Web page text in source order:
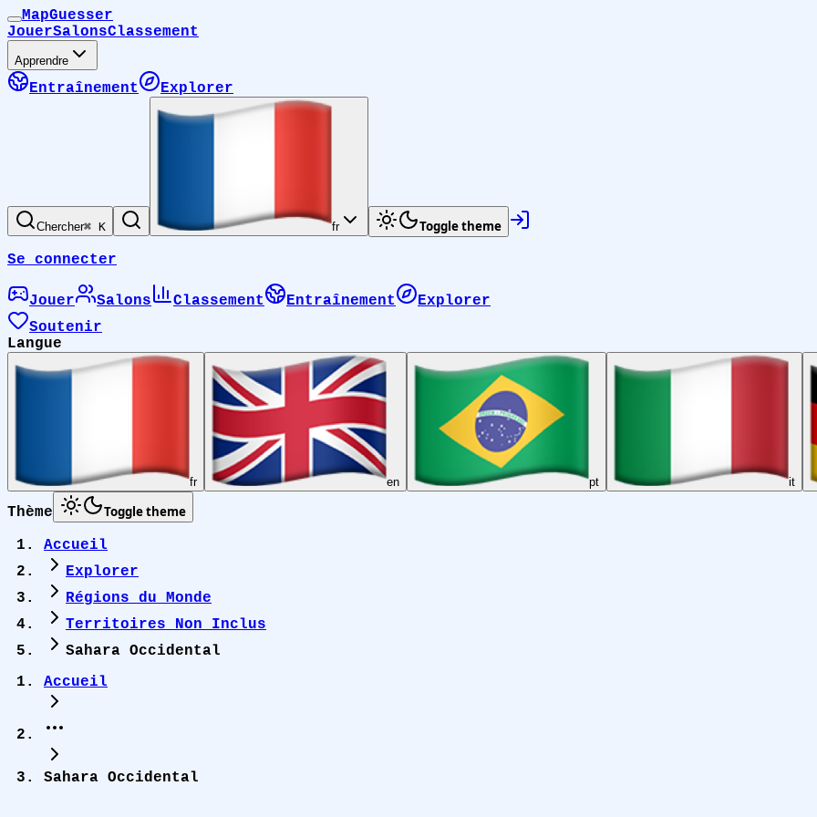
MapGuesser
JouerSalonsClassement
Apprendre
Entraînement Explorer
Chercher⌘ K fr Toggle theme
Se connecter
Jouer Salons Classement Entraînement
Explorer
Soutenir
Langue
fr en pt it
Thème Toggle theme
Accueil
Explorer
Régions du Monde
Territoires Non Inclus
Sahara Occidental
Accueil
Sahara Occidental